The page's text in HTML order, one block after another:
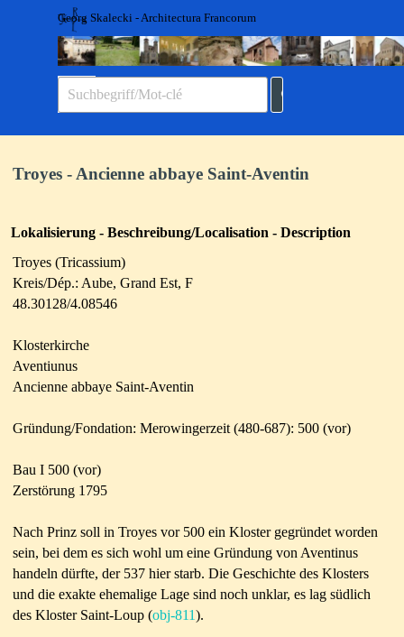
Direkt zum Seiteninhalt
Georg Skalecki - Architectura Francorum
Troyes - Ancienne abbaye Saint-Aventin
Lokalisierung - Beschreibung/Localisation - Description
Troyes (Tricassium)
Kreis/Dép.: Aube, Grand Est, F
48.30128/4.08546
Klosterkirche
Aventiunus
Ancienne abbaye Saint-Aventin
Gründung/Fondation: Merowingerzeit (480-687): 500 (vor)
Bau I 500 (vor)
Zerstörung 1795
Nach Prinz soll in Troyes vor 500 ein Kloster gegründet worden
sein, bei dem es sich wohl um eine Gründung von Aventinus
handeln dürfte, der 537 hier starb. Die Geschichte des Klosters
und die exakte ehemalige Lage sind noch unklar, es lag südlich
des Kloster Saint-Loup (obj-811).